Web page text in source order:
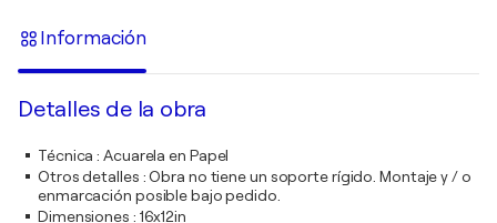
Información
Detalles de la obra
Técnica :Acuarela en Papel
Otros detalles :Obra no tiene un soporte rígido. Montaje y / o
enmarcación posible bajo pedido.
Dimensiones : 16x12in